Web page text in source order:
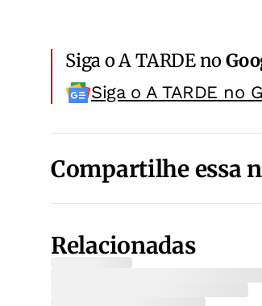
Siga o A TARDE no
Siga o A TARDE no
Compartilhe essa
Relacionadas